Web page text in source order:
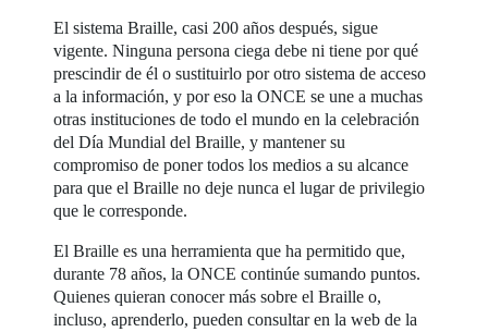
El sistema Braille, casi 200 años después, sigue
vigente. Ninguna persona ciega debe ni tiene por qué
prescindir de él o sustituirlo por otro sistema de acceso
a la información, y por eso la ONCE se une a muchas
otras instituciones de todo el mundo en la celebración
del Día Mundial del Braille, y mantener su
compromiso de poner todos los medios a su alcance
para que el Braille no deje nunca el lugar de privilegio
que le corresponde.
El Braille es una herramienta que ha permitido que,
durante 78 años, la ONCE continúe sumando puntos.
Quienes quieran conocer más sobre el Braille o,
incluso, aprenderlo, pueden consultar en la web de la